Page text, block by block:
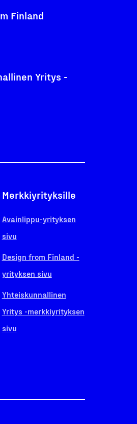
Finland
Yritys -
Merkkiyrityksille
Avainlippu-yrityksen
sivu
Design from Finland -
yrityksen sivu
Yhteiskunnallinen
Yritys -merkkiyrityksen
sivu